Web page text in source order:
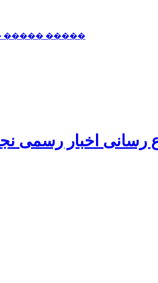
����� �����
رسانی اخبار رسمی